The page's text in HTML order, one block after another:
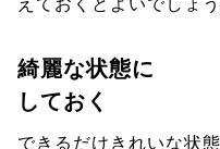
綺麗な状態に
しておく
できるだけきれいな状